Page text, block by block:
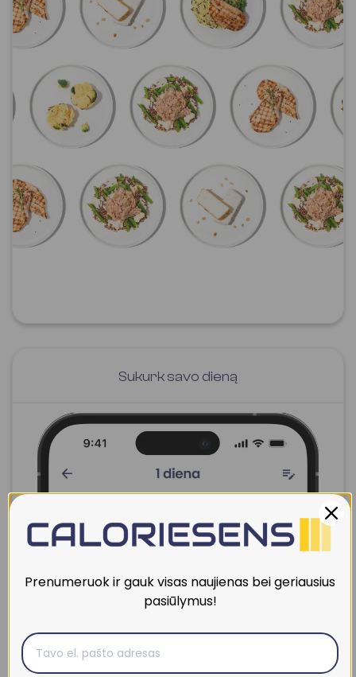
Sukurk savo dieną
Prenumeruok ir gauk visas naujienas bei geriausius
pasiūlymus!